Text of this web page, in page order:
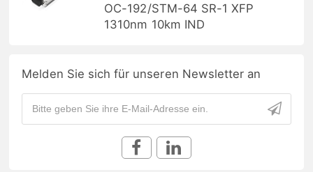
OC-192/STM-64 SR-1 XFP
1310nm 10km IND
Melden Sie sich für unseren Newsletter an